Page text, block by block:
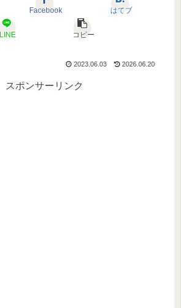
Facebook はてブ
LINE コピー
2023.06.03 2026.06.20
スポンサーリンク